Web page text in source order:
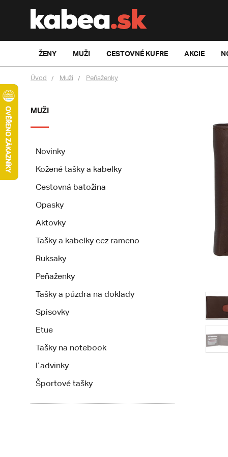
ŽENY MUŽI CESTOVNÉ KUFRE AKCIE
Úvod Muži Peňaženky
MUŽI
Novinky
Kožené tašky a kabelky
Cestovná batožina
Opasky
Aktovky
Tašky a kabelky cez rameno
Ruksaky
Peňaženky
Tašky a púzdra na doklady
Spisovky
Etue
Tašky na notebook
Ľadvinky
Športové tašky